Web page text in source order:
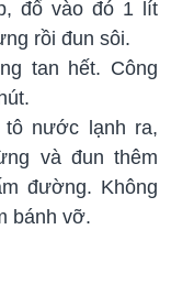
đổ vào đó 1 lít
rồi đun sôi.
tan hết. Công
tô nước lạnh ra,
và đun thêm
đường. Không
bánh vỡ.